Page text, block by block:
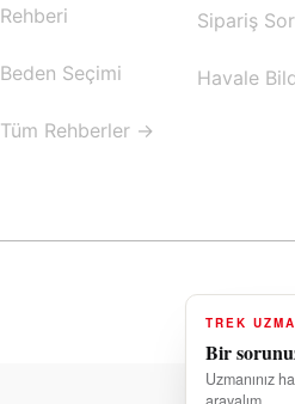
Rehberi
Beden Seçimi
Tüm Rehberler →
Sipariş
Havale
✅
TREK
Bir
Uzmanınız